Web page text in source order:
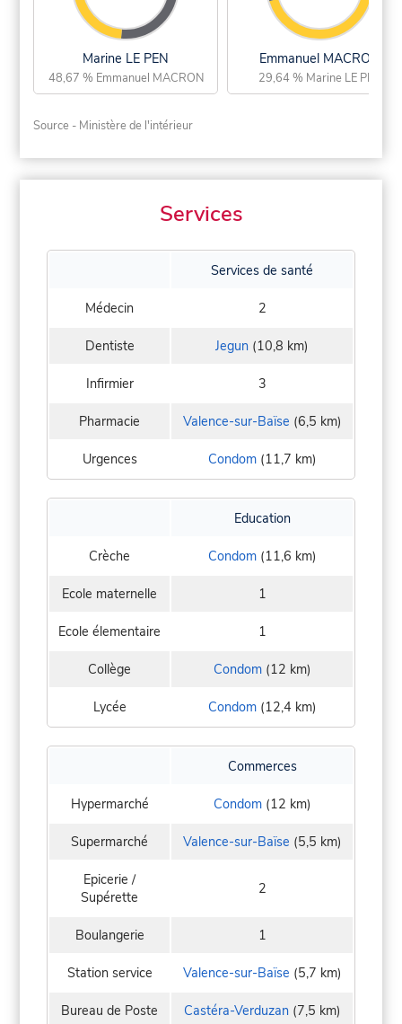
Marine LE PEN
48,67 % Emmanuel MACRON
Emmanuel MACRON
29,64 % Marine LE PEN
Source - Ministère de l'intérieur
Services
Services de santé
Médecin 2
Dentiste Jegun (10,8 km)
Infirmier 3
Pharmacie Valence-sur-Baïse (6,5 km)
Urgences Condom(11,7 km)
Education
Crèche Condom(11,6 km)
Ecole maternelle 1
Ecole élementaire 1
Collège Condom(12 km)
Lycée Condom(12,4 km)
Commerces
Hypermarché Condom(12 km)
Supermarché Valence-sur-Baïse (5,5 km)
Epicerie /
Supérette
2
Boulangerie 1
Station service Valence-sur-Baïse (5,7 km)
Bureau de Poste Castéra-Verduzan(7,5 km)